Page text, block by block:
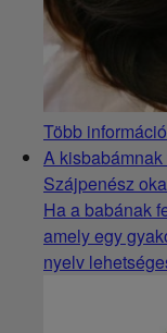
Több információ
A
Szájpenész
Ha a babának
amely egy
nyelv